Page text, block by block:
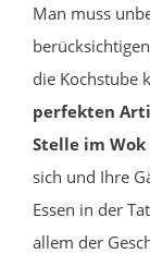
Man muss
die Kochstube
perfekten
Stelle im Wok
sich und Ihre
Essen in der
allem der